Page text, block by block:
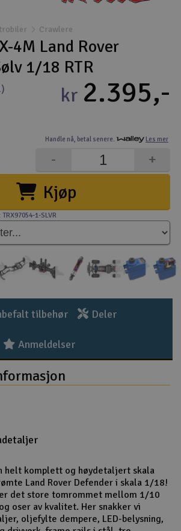
Droner
Droner for FPV
Helikopter
Kamerautstyr
Modellbygging, LEGO &
Modelljernbane
Motor & tilbehør
Radioutstyr
Raketter
Smarthjem, lek & hobby
Sparkesykler & elkjøretøy
Verktøy, utstyr & tilbehør
Gavekort
Crawlere
4M Land Rover
1/18 RTR
Handle nå, betal senere. Les mer
kr 2.395,-
Kjøp
+
-
1-SLVR
tilbehør Deler
Anmeldelser
helt komplett og høydetaljert skala
Land Rover Defender i skala 1/18!
det store tomrommet mellom 1/10
oser av kvalitet. Her snakker vi
oljefylte dempere, LED-belysning,